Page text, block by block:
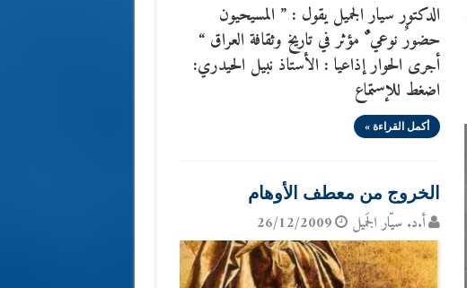
الدكتور سيار الجميل يقول : ” المسيحيون
حضورٌ نوعي ٌ مؤثر في تاريخ وثقافة العراق “
أجرى الحوار إذاعيا : الأستاذ نبيل الحيدري:
اضغط للإستماع
أكمل القراءة »
الخروج من معطف الأوهام
أ.د. سيّار الجَميل 26/12/2009